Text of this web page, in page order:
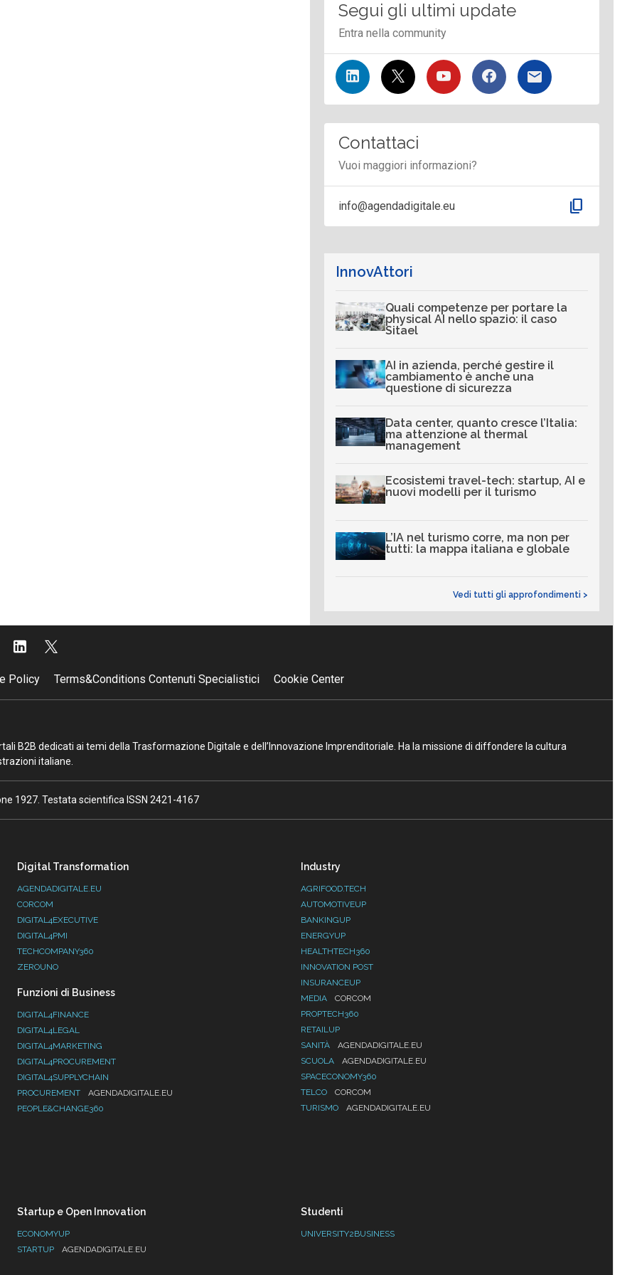
Segui gli ultimi update
Entra nella community
Contattaci
Vuoi maggiori informazioni?
info@agendadigitale.eu content_copy
InnovAttori
Quali competenze per portare la
physical AI nello spazio: il caso
Sitael
AI in azienda, perché gestire il
cambiamento è anche una
questione di sicurezza
Data center, quanto cresce l’Italia:
ma attenzione al thermal
management
Ecosistemi travel-tech: startup, AI e
nuovi modelli per il turismo
L’IA nel turismo corre, ma non per
tutti: la mappa italiana e globale
Vedi tutti gli approfondimenti >
Policy Terms&Conditions Contenuti Specialistici Cookie Center
B2B dedicati ai temi della Trasformazione Digitale e dell’Innovazione Imprenditoriale. Ha la missione di diffondere la cultura
italiane.
1927. Testata scientifica ISSN 2421-4167
Digital Transformation
AGENDADIGITALE.EU
CORCOM
DIGITAL4EXECUTIVE
DIGITAL4PMI
TECHCOMPANY360
ZEROUNO
Funzioni di Business
DIGITAL4FINANCE
DIGITAL4LEGAL
DIGITAL4MARKETING
DIGITAL4PROCUREMENT
DIGITAL4SUPPLYCHAIN
PROCUREMENT
AGENDADIGITALE.EU
PEOPLE&CHANGE360
Industry
AGRIFOOD.TECH
AUTOMOTIVEUP
BANKINGUP
ENERGYUP
HEALTHTECH360
INNOVATION POST
INSURANCEUP
MEDIA
CORCOM
PROPTECH360
RETAILUP
SANITÀ
AGENDADIGITALE.EU
SCUOLA
AGENDADIGITALE.EU
SPACECONOMY360
TELCO
CORCOM
TURISMO
AGENDADIGITALE.EU
Startup e Open Innovation
ECONOMYUP
STARTUP
AGENDADIGITALE.EU
Studenti
UNIVERSITY2BUSINESS